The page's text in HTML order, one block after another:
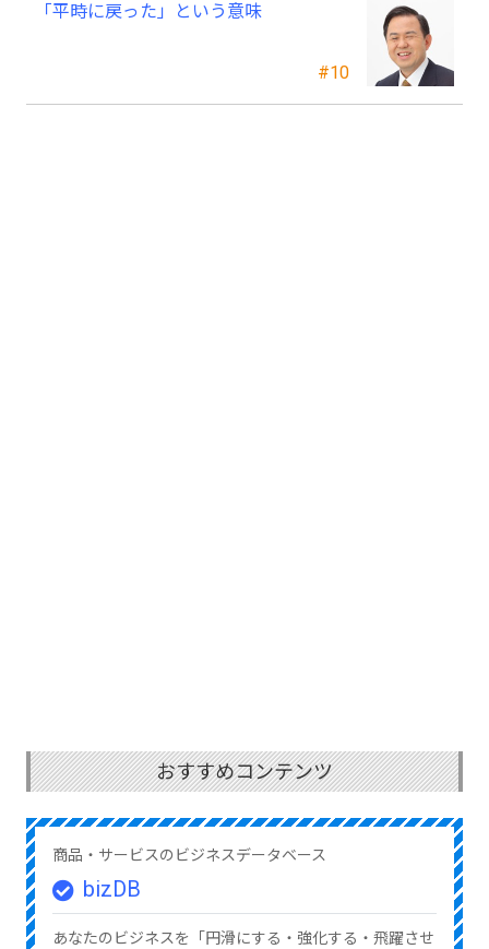
#10
「平時に戻った」という意味
おすすめコンテンツ
商品・サービスのビジネスデータベース
bizDB
あなたのビジネスを「円滑にする・強化する・飛躍させ